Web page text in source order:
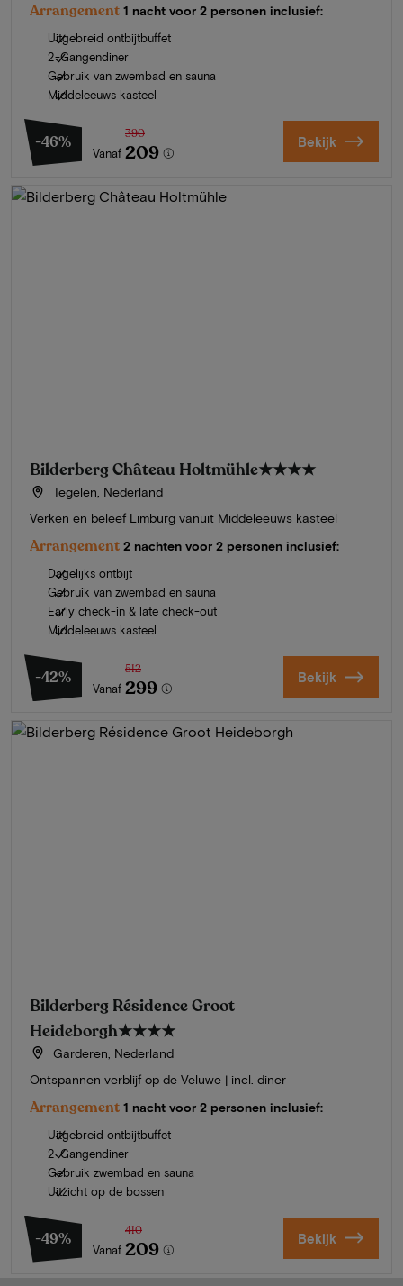
Arrangement 1 nacht voor 2 personen inclusief:
Uitgebreid ontbijtbuffet
2-Gangendiner
Gebruik van zwembad en sauna
Middeleeuws kasteel
-46%
Vanaf
390
209 Bekijk
Bilderberg Château Holtmühle★★★★
Tegelen, Nederland
Verken en beleef Limburg vanuit Middeleeuws kasteel
Arrangement 2 nachten voor 2 personen inclusief:
Dagelijks ontbijt
Gebruik van zwembad en sauna
Early check-in & late check-out
Middeleeuws kasteel
-42%
Vanaf
512
299 Bekijk
Bilderberg Résidence Groot
Heideborgh★★★★
Garderen, Nederland
Ontspannen verblijf op de Veluwe | incl. diner
Arrangement 1 nacht voor 2 personen inclusief:
Uitgebreid ontbijtbuffet
2-Gangendiner
Gebruik zwembad en sauna
Uitzicht op de bossen
-49%
Vanaf
410
209 Bekijk